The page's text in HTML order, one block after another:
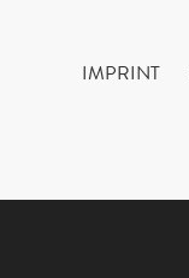
IMPRINT